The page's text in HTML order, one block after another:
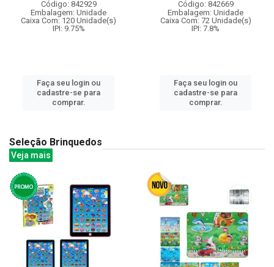
Código: 842929
Embalagem: Unidade
Caixa Com: 120 Unidade(s)
IPI: 9.75%
Faça seu login ou
cadastre-se para
comprar.
Código: 842669
Embalagem: Unidade
Caixa Com: 72 Unidade(s)
IPI: 7.8%
Faça seu login ou
cadastre-se para
comprar.
Seleção Brinquedos
Veja mais